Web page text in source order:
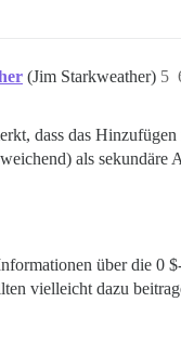
(Jim Starkweather) 5
dass das
als sekundäre
über die 0
vielleicht dazu